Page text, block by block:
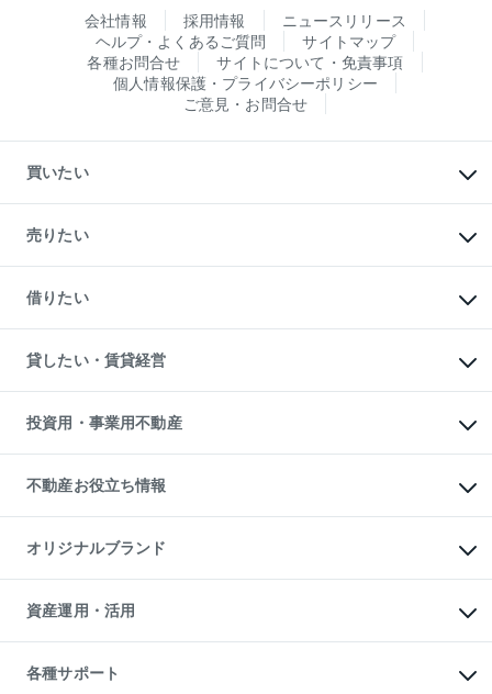
会社情報 採用情報
ニュースリリース
ヘルプ・よくあるご質問
サイトマップ
各種お問合せ
サイトについて・免責事項
個人情報保護・プライバシーポリシー
ご意見・お問合せ
買いたい
新築・分譲マンションの購入
中古マンションの購入
一戸建ての購入
中古一戸建ての購入
不動産購入の流れ
注目キーワード物件特集
購入ガイド
English 繁体中文簡体中文
売りたい
一戸建ての売却・査定
土地の売却・査定
スピードAI査定
不動産査定について
不動産売却の流れ
不動産買換えの流れ
売却ガイド
借りたい
オフィス・店舗の賃貸
借りるときの流れ
借りるガイド
貸したい・賃貸経営
マンション賃料データ
賃貸管理プラン
リロケーションについて
貸すガイド
投資用・事業用不動産
事業用不動産
マンション投資
投資用マンション
アパート経営
収益物件
ビル購入（ビル一棟）
投資用不動産の売却査定
事業用不動産の売却査定
不動産お役立ち情報
マンションライブラリー
人気マンションランキング
暮らしに役立つ不動産メディア
不動産相場・不動産価格情報
不動産コラム・ニュース
不動産用語集
不動産なんでもネット相談室
オリジナルブランド
一棟リノベーションマンション
L`GENTE（ルジェンテ）
区分リノベーションマンション
投資用一棟レジデンスWELL
資産運用・活用
不動産M&A
アセットマネジメント・出資
各種サポート